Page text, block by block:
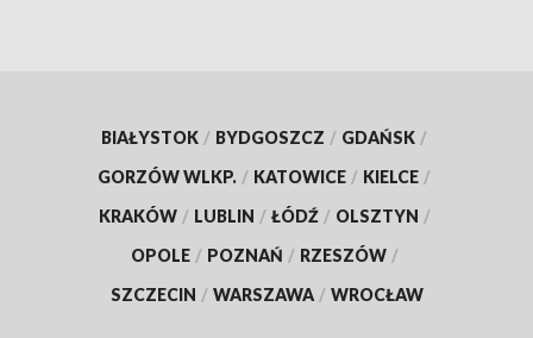
BIAŁYSTOK / BYDGOSZCZ / GDAŃSK /
GORZÓW WLKP. / KATOWICE / KIELCE /
KRAKÓW / LUBLIN / ŁÓDŹ / OLSZTYN /
OPOLE / POZNAŃ / RZESZÓW /
SZCZECIN / WARSZAWA / WROCŁAW